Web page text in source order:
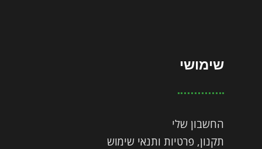
שימושי
החשבון שלי
תקנון, פרטיות ותנאי שימוש